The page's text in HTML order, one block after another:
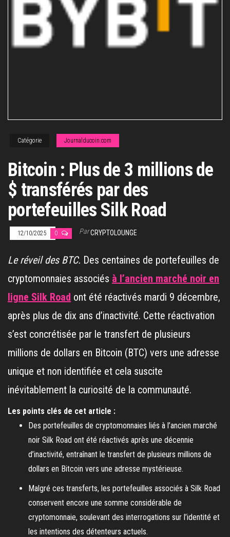
Catégorie Journalducoin.com
Bitcoin : Plus de 3 millions de
$ transférés par des
portefeuilles Silk Road
12/10/2025 0 ParCRYPTOLOUNGE
Le réveil des BTC. Des centaines de portefeuilles de
cryptomonnaies associés à l’ancien marché noir en
ligne Silk Road ont été réactivés mardi 9 décembre,
après plus de dix ans d’inactivité. Cette réactivation
s’est concrétisée par le transfert de plusieurs
millions de dollars en Bitcoin (BTC) vers une adresse
unique et non identifiée et cela suscite
inévitablement la curiosité de la communauté.
Les points clés de cet article :
Des portefeuilles de cryptomonnaies liés à l’ancien marché
noir Silk Road ont été réactivés après une décennie
d’inactivité, entraînant le transfert de plusieurs millions de
dollars en Bitcoin vers une adresse mystérieuse.
Malgré ces transferts, les portefeuilles associés à Silk Road
conservent encore une somme considérable de
cryptomonnaie, soulevant des interrogations sur l’identité et
les intentions des détenteurs actuels.